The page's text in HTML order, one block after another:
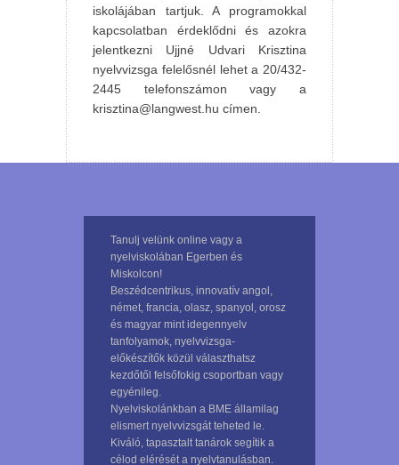
iskolájában tartjuk. A programokkal
kapcsolatban érdeklődni és azokra
jelentkezni Ujjné Udvari Krisztina
nyelvvizsga felelősnél lehet a 20/432-
2445 telefonszámon vagy a
krisztina@langwest.hu címen.
Tanulj velünk online vagy a
nyelviskolában Egerben és
Miskolcon!
Beszédcentrikus, innovatív angol,
német, francia, olasz, spanyol, orosz
és magyar mint idegennyelv
tanfolyamok, nyelvvizsga-
előkészítők közül választhatsz
kezdőtől felsőfokig csoportban vagy
egyénileg.
Nyelviskolánkban a BME államilag
elismert nyelvvizsgát teheted le.
Kiváló, tapasztalt tanárok segítik a
célod elérését a nyelvtanulásban.